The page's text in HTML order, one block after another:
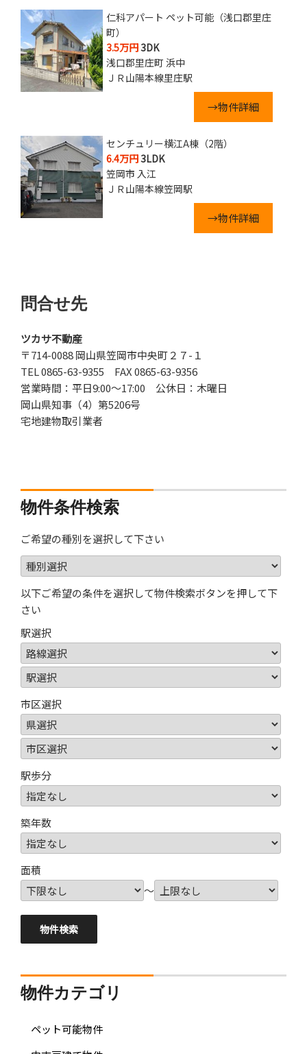
仁科アパート ペット可能（浅口郡里庄
町）
3.5万円3DK
浅口郡里庄町 浜中
ＪＲ山陽本線里庄駅
→物件詳細
センチュリー横江A棟（2階）
6.4万円3LDK
笠岡市 入江
ＪＲ山陽本線笠岡駅
→物件詳細
問合せ先
ツカサ不動産
〒714-0088 岡山県笠岡市中央町２７-１
TEL 0865-63-9355 FAX 0865-63-9356
営業時間：平日9:00～17:00 公休日：木曜日
岡山県知事（4）第5206号
宅地建物取引業者
物件条件検索
ご希望の種別を選択して下さい
以下ご希望の条件を選択して物件検索ボタンを押して下
さい
駅選択
市区選択
駅歩分
築年数
面積
～
物件カテゴリ
ペット可能物件